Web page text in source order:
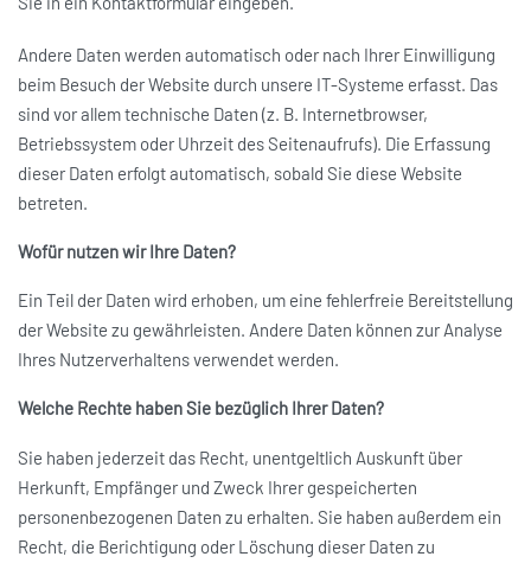
Andere Daten werden automatisch oder nach Ihrer Einwilligung
beim Besuch der Website durch unsere IT-Systeme erfasst. Das
sind vor allem technische Daten (z. B. Internetbrowser,
Betriebssystem oder Uhrzeit des Seitenaufrufs). Die Erfassung
dieser Daten erfolgt automatisch, sobald Sie diese Website
betreten.
Wofür nutzen wir Ihre Daten?
Ein Teil der Daten wird erhoben, um eine fehlerfreie Bereitstellung
der Website zu gewährleisten. Andere Daten können zur Analyse
Ihres Nutzerverhaltens verwendet werden.
Welche Rechte haben Sie bezüglich Ihrer Daten?
Sie haben jederzeit das Recht, unentgeltlich Auskunft über
Herkunft, Empfänger und Zweck Ihrer gespeicherten
personenbezogenen Daten zu erhalten. Sie haben außerdem ein
Recht, die Berichtigung oder Löschung dieser Daten zu